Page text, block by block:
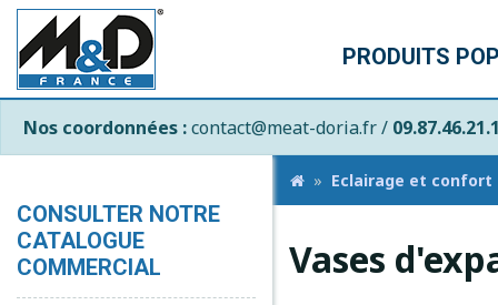
PRODUITS
Nos coordonnées :contact@meat-doria.fr /
CONSULTER NOTRE
CATALOGUE
COMMERCIAL
Eclairage et confort
Vases